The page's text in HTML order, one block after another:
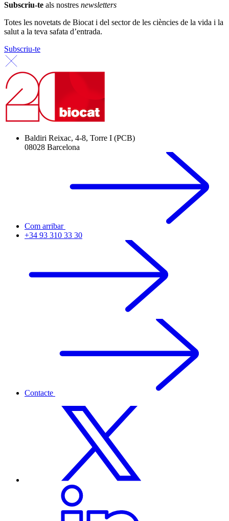
Subscriu-te als nostres newsletters
Totes les novetats de Biocat i del sector de les ciències de la vida i la
salut a la teva safata d’entrada.
Subscriu-te
Baldiri Reixac, 4-8, Torre I (PCB)
08028 Barcelona
Com arribar
+34 93 310 33 30
Contacte